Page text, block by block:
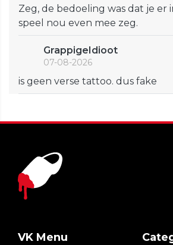
Zeg, de bedoeling was dat je er
speel nou even mee zeg.
GrappigeIdioot
07-08-2026
is geen verse tattoo. dus fake
VK Menu